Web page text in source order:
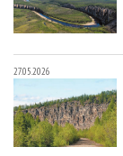
27.05.2026